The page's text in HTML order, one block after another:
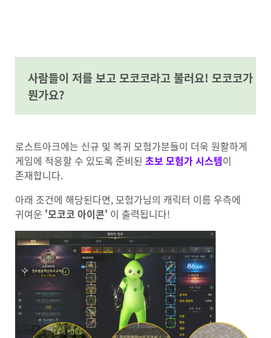
사람들이 저를 보고 모코코라고 불러요! 모코코가
뭔가요?
로스트아크에는 신규 및 복귀 모험가분들이 더욱 원활하게
게임에 적응할 수 있도록 준비된 초보 모험가 시스템이
존재합니다.
아래 조건에 해당된다면, 모험가님의 캐릭터 이름 우측에
귀여운 '모코코 아이콘' 이 출력됩니다!